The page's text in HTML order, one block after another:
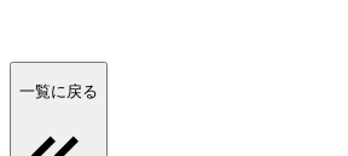
一覧に戻る